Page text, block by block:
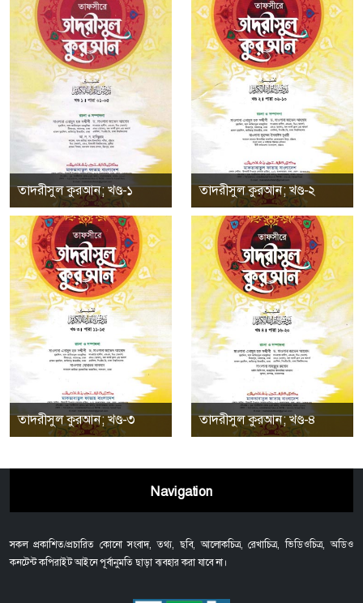
তাদরীসুল কুরআন; খণ্ড-১ তাদরীসুল কুরআন; খণ্ড-২
তাদরীসুল কুরআন; খণ্ড-৩ তাদরীসুল কুরআন; খণ্ড-৪
Navigation
সকল প্রকাশিত/প্রচারিত কোনো সংবাদ, তথ্য, ছবি, আলোকচিত্র, রেখাচিত্র, ভিডিওচিত্র, অডিও
কনটেন্ট কপিরাইট আইনে পূর্বানুমতি ছাড়া ব্যবহার করা যাবে না।